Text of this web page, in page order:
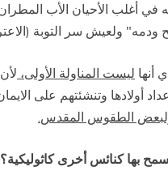
أغلب الأحيان الأب المطران
ودمه" ولعيش سر التوبة
أنها ليست المناولة الأولى، لأن
أولادها وتنشئتهم على
الطقوس المقدس.
بها كنائس أخرى كاثوليكية؟